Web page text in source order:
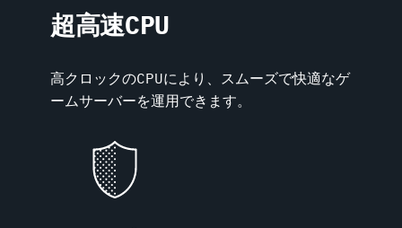
超高速CPU
高クロックのCPUにより、スムーズで快適なゲ
ームサーバーを運用できます。